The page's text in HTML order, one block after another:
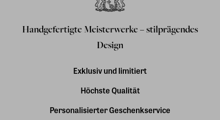
Handgefertigte Meisterwerke – stilprägendes
Design
Exklusiv und limitiert
Höchste Qualität
Personalisierter Geschenkservice